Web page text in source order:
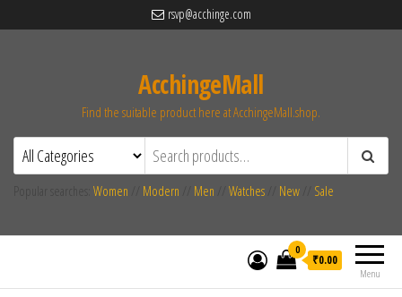
rsvp@acchinge.com
AcchingeMall
Find the suitable product here at AcchingeMall.shop.
Women Modern Men Watches New Sale
Menu
0
₹0.00